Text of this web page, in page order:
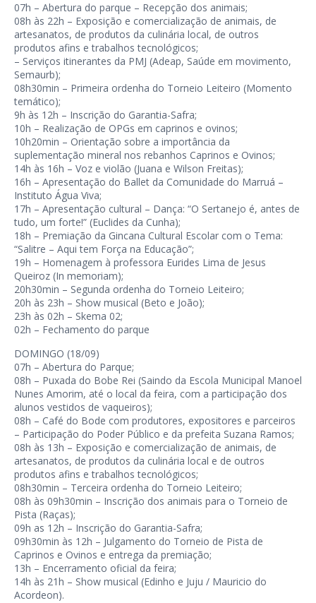
07h – Abertura do parque – Recepção dos animais;
08h às 22h – Exposição e comercialização de animais, de
artesanatos, de produtos da culinária local, de outros
produtos afins e trabalhos tecnológicos;
– Serviços itinerantes da PMJ (Adeap, Saúde em movimento,
Semaurb);
08h30min – Primeira ordenha do Torneio Leiteiro (Momento
temático);
9h às 12h – Inscrição do Garantia-Safra;
10h – Realização de OPGs em caprinos e ovinos;
10h20min – Orientação sobre a importância da
suplementação mineral nos rebanhos Caprinos e Ovinos;
14h às 16h – Voz e violão (Juana e Wilson Freitas);
16h – Apresentação do Ballet da Comunidade do Marruá –
Instituto Água Viva;
17h – Apresentação cultural – Dança: “O Sertanejo é, antes de
tudo, um forte!” (Euclides da Cunha);
18h – Premiação da Gincana Cultural Escolar com o Tema:
“Salitre – Aqui tem Força na Educação”;
19h – Homenagem à professora Eurides Lima de Jesus
Queiroz (In memoriam);
20h30min – Segunda ordenha do Torneio Leiteiro;
20h às 23h – Show musical (Beto e João);
23h às 02h – Skema 02;
02h – Fechamento do parque
DOMINGO (18/09)
07h – Abertura do Parque;
08h – Puxada do Bobe Rei (Saindo da Escola Municipal Manoel
Nunes Amorim, até o local da feira, com a participação dos
alunos vestidos de vaqueiros);
08h – Café do Bode com produtores, expositores e parceiros
– Participação do Poder Público e da prefeita Suzana Ramos;
08h às 13h – Exposição e comercialização de animais, de
artesanatos, de produtos da culinária local e de outros
produtos afins e trabalhos tecnológicos;
08h30min – Terceira ordenha do Torneio Leiteiro;
08h às 09h30min – Inscrição dos animais para o Torneio de
Pista (Raças);
09h as 12h – Inscrição do Garantia-Safra;
09h30min às 12h – Julgamento do Torneio de Pista de
Caprinos e Ovinos e entrega da premiação;
13h – Encerramento oficial da feira;
14h às 21h – Show musical (Edinho e Juju / Mauricio do
Acordeon).